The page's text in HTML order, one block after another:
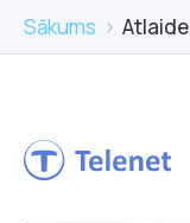
Sākums › Atlaide